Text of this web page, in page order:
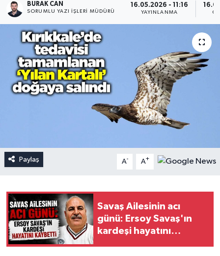
BURAK CAN
SORUMLU YAZI İŞLERI MÜDÜRÜ
16.05.2026 - 11:16
YAYINLANMA
Paylaş A- A+
Savaş Ailesinin acı
günü: Ersoy Savaş'ın
kardeşi hayatını